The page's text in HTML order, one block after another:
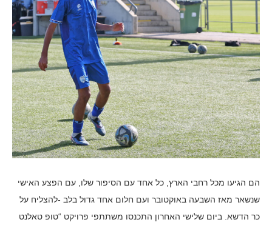
הם הגיעו מכל רחבי הארץ, כל אחד עם הסיפור שלו, עם הפצע האישי
שנשאר מאז השבעה באוקטובר ועם חלום אחד גדול בלב -להצליח על
כר הדשא. ביום שלישי האחרון התכנסו משתתפי פרויקט “טופ טאלנט